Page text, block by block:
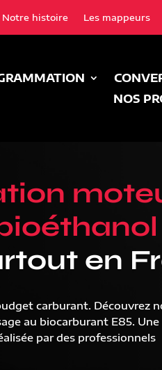
Notre histoire Les mappeurs
NOS
en
carburant. Découvrez
au biocarburant E85. Une
par des professionnels